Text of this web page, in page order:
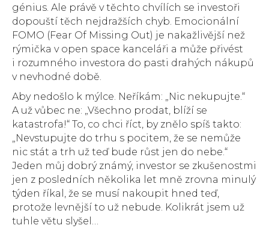
génius. Ale právě v těchto chvílích se investoři
dopouští těch nejdražších chyb. Emocionální
FOMO (Fear Of Missing Out) je nakažlivější než
rýmička v open space kanceláři a může přivést
i rozumného investora do pasti drahých nákupů
v nevhodné době.
Aby nedošlo k mýlce. Neříkám: „Nic nekupujte.“
A už vůbec ne: „Všechno prodat, blíží se
katastrofa!“ To, co chci říct, by znělo spíš takto:
„Nevstupujte do trhu s pocitem, že se nemůže
nic stát a trh už teď bude růst jen do nebe.“
Jeden můj dobrý známý, investor se zkušenostmi
jen z posledních několika let mně zrovna minulý
týden říkal, že se musí nakoupit hned teď,
protože levnější to už nebude. Kolikrát jsem už
tuhle větu slyšel…